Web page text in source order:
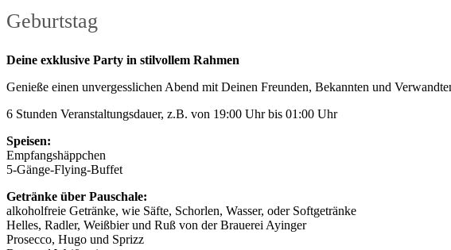
Geburtstag
Deine exklusive Party in stilvollem Rahmen
Genieße einen unvergesslichen Abend mit Deinen Freunden, Bekannten und
6 Stunden Veranstaltungsdauer, z.B. von 19:00 Uhr bis 01:00 Uhr
Speisen:
Empfangshäppchen
5-Gänge-Flying-Buffet
Getränke über Pauschale:
alkoholfreie Getränke, wie Säfte, Schorlen, Wasser, oder Softgetränke
Helles, Radler, Weißbier und Ruß von der Brauerei Ayinger
Prosecco, Hugo und Sprizz